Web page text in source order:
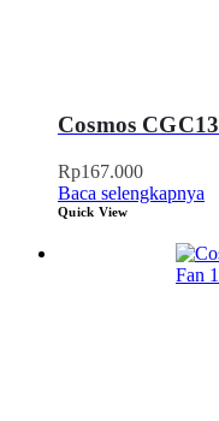
Cosmos
Rp167.000
Baca selengkapnya
Quick View